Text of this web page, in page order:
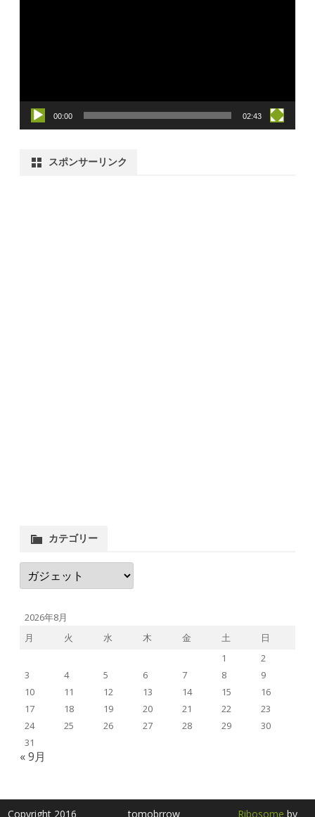
00:00 02:43
スポンサーリンク
カテゴリー
カ
テ
ゴ
ー
2026年8月
月
火 水 木 金 土
日
1
2
3
4 5 6 7 8
9
10
11 12 13 14 15
16
17
18 19 20 21 22
23
24
25 26 27 28 29
30
31
« 9月
Copyright 2016 tomobrrow Ribosome by